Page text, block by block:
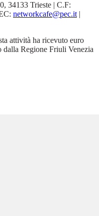
34133 Trieste | C.F:
networkcafe@pec.it |
attività ha ricevuto euro
dalla Regione Friuli Venezia